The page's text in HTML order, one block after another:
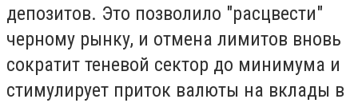
депозитов. Это позволило "расцвести"
черному рынку, и отмена лимитов вновь
сократит теневой сектор до минимума и
стимулирует приток валюты на вклады в